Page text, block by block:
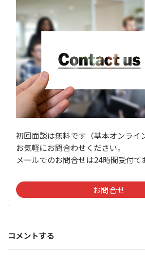
初回面談は無料です（基本オンライ
お気軽にお問合わせください。
メールでのお問合せは24時間受付て
お問合せ
コメントする